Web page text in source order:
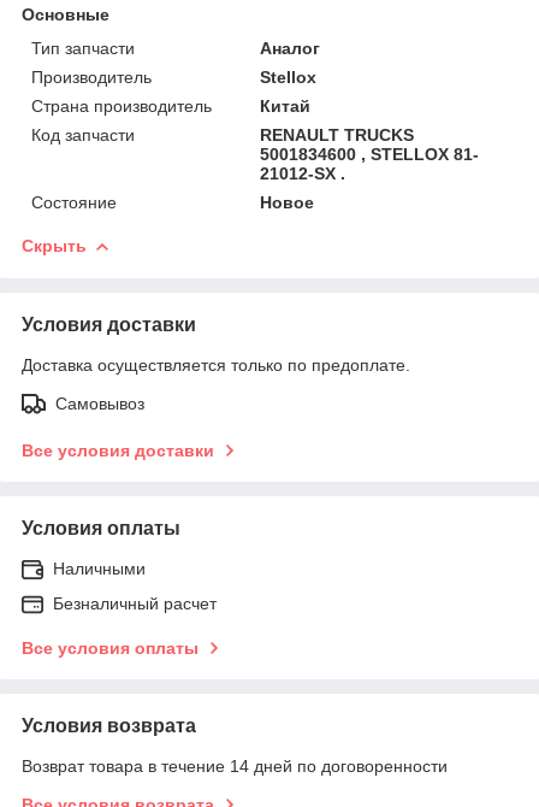
Основные
Тип запчасти
Аналог
Производитель
Stellox
Страна производитель
Китай
Код запчасти
RENAULT TRUCKS
5001834600 , STELLOX 81-
21012-SX .
Состояние
Новое
Скрыть
Условия доставки
Доставка осуществляется только по предоплате.
Самовывоз
Все условия доставки
Условия оплаты
Наличными
Безналичный расчет
Все условия оплаты
Условия возврата
Возврат товара в течение 14 дней по договоренности